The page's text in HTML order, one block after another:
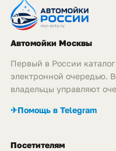
Автомойки Москвы
Первый в России
электронной очередью.
владельцы управляют
✈Помощь в Telegram
Посетителям